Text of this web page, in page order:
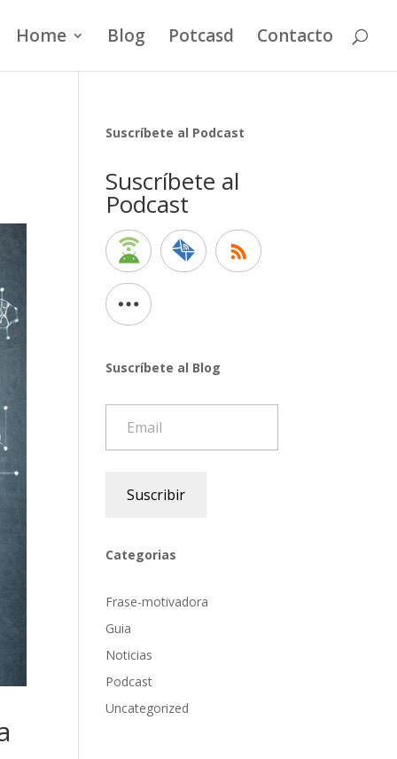
Home Blog Potcasd Contacto
Suscríbete al Podcast
Suscríbete al
Podcast
Suscríbete al Blog
Suscribir
Categorias
Frase-motivadora
Guia
Noticias
Podcast
Uncategorized